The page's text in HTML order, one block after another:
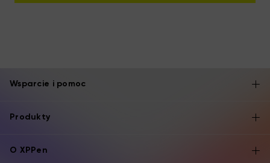
Wsparcie i pomoc
Produkty
O XPPen